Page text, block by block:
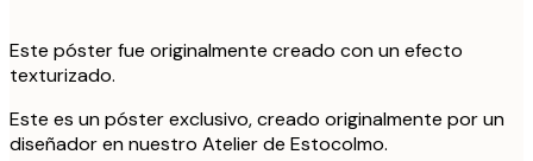
Este póster fue originalmente creado con un efecto
texturizado.
Este es un póster exclusivo, creado originalmente por un
diseñador en nuestro Atelier de Estocolmo.